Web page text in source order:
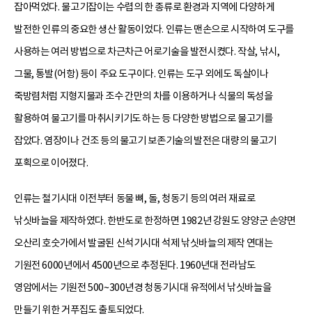
잡아먹었다. 물고기잡이는 수렵의 한 종류로 환경과 지역에 다양하게
발전한 인류의 중요한 생산 활동이었다. 인류는 맨손으로 시작하여 도구를
사용하는 여러 방법으로 차근차근 어로기술을 발전시켰다. 작살, 낚시,
그물, 통발(어항) 등이 주요 도구이다. 인류는 도구 외에도 독살이나
죽방렴처럼 지형지물과 조수 간만의 차를 이용하거나 식물의 독성을
활용하여 물고기를 마취시키기도 하는 등 다양한 방법으로 물고기를
잡았다. 염장이나 건조 등의 물고기 보존기술의 발전은 대량의 물고기
포획으로 이어졌다.
인류는 철기시대 이전부터 동물 뼈, 돌, 청동기 등의 여러 재료로
낚싯바늘을 제작하였다. 한반도로 한정하면 1982년 강원도 양양군 손양면
오산리 호숫가에서 발굴된 신석기시대 석제 낚싯바늘의 제작 연대는
기원전 6000년에서 4500년으로 추정된다. 1960년대 전라남도
영암에서는 기원전 500~300년경 청동기시대 유적에서 낚싯바늘을
만들기 위한 거푸집도 출토되었다.